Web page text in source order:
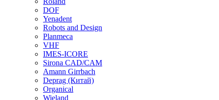
DOF
Yenadent
Robots and Design
Planmeca
VHF
IMES-ICORE
Sirona CAD/CAM
Amann Girrbach
Deprag (Китай)
Organical
Wieland